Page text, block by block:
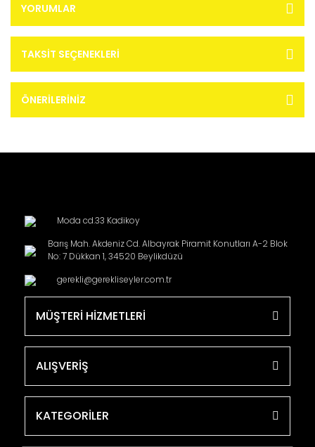
YORUMLAR
TAKSIT SEÇENEKLERI
ÖNERILERINIZ
Moda cd.33 Kadikoy
Barış Mah. Akdeniz Cd. Albayrak Piramit Konutları A-2 Blok
No: 7 Dükkan 1, 34520 Beylikdüzü
gerekli@gerekliseyler.com.tr
MÜŞTERİ HİZMETLERİ
ALIŞVERİŞ
KATEGORİLER